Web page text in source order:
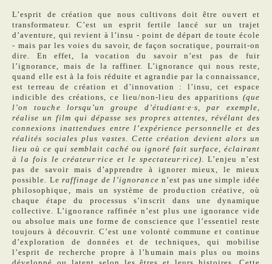
L’esprit de création que nous cultivons doit être ouvert et
transformateur. C’est un esprit fertile lancé sur un trajet
d’aventure, qui revient à l’insu - point de départ de toute école
- mais par les voies du savoir, de façon socratique, pourrait-on
dire. En effet, la vocation du savoir n’est pas de fuir
l’ignorance, mais de la raffiner. L’ignorance qui nous reste,
quand elle est à la fois réduite et agrandie par la connaissance,
est terreau de création et d’innovation : l’insu, cet espace
indicible des créations, ce lieu/non-lieu des apparitions (que
l’on touche lorsqu’un groupe d’étudiant·e·s, par exemple,
réalise un film qui dépasse ses propres attentes, révélant des
connexions inattendues entre l’expérience personnelle et des
réalités sociales plus vastes. Cette création devient alors un
lieu où ce qui semblait caché ou ignoré fait surface, éclairant
à la fois le créateur·rice et le spectateur·rice) . L’enjeu n’est
pas de savoir mais d’apprendre à ignorer mieux, le mieux
possible. Leraffinage de l’ignorance n’est pas une simple idée
philosophique, mais un système de production créative, où
chaque étape du processus s’inscrit dans une dynamique
collective. L’ignorance raffinée n’est plus une ignorance vide
ou absolue mais une forme de conscience que l’essentiel reste
toujours à découvrir. C’est une volonté commune et continue
d’exploration de données et de techniques, qui mobilise
l’esprit de recherche propre à l’humain mais plus ou moins